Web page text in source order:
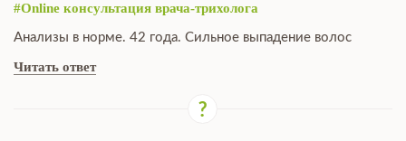
#Online консультация врача-трихолога
Анализы в норме. 42 года. Сильное выпадение волос
Читать ответ